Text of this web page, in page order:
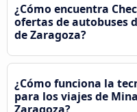
¿Cómo encuentra
ofertas de autobuses
de Zaragoza?
¿Cómo funciona la
para los viajes de